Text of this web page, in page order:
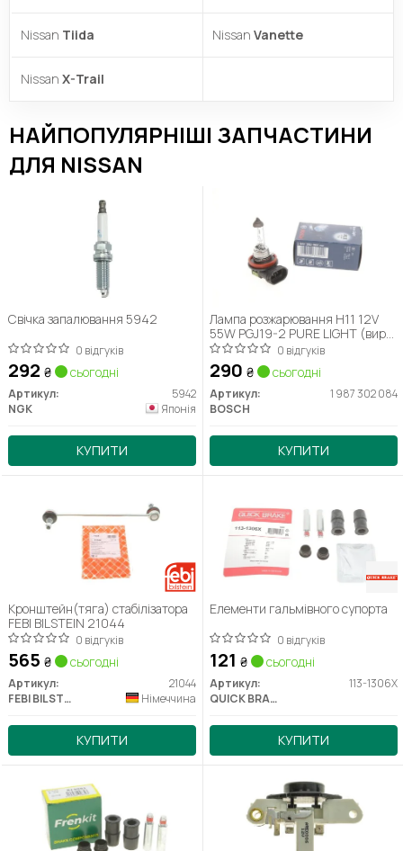
Nissan Tiida Nissan Vanette
Nissan X-Trail
НАЙПОПУЛЯРНІШІ ЗАПЧАСТИНИ
ДЛЯ NISSAN
Свічка запалювання 5942
0 відгуків
292 ₴ сьогодні
Артикул:
5942
NGK
Японія
КУПИТИ
Лампа розжарювання H11 12V
55W PGJ19-2 PURE LIGHT (вир-
во Bosch)
0 відгуків
290 ₴ сьогодні
Артикул:
1 987 302 084
BOSCH
КУПИТИ
Кронштейн(тяга) стабілізатора
FEBI BILSTEIN 21044
0 відгуків
565 ₴ сьогодні
Артикул:
21044
FEBI BILSTEIN
Німеччина
КУПИТИ
Елементи гальмівного супорта
0 відгуків
121 ₴ сьогодні
Артикул:
113-1306X
QUICK BRAKE
КУПИТИ